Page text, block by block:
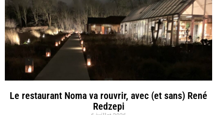
Le restaurant Noma va rouvrir, avec (et sans) René
Redzepi